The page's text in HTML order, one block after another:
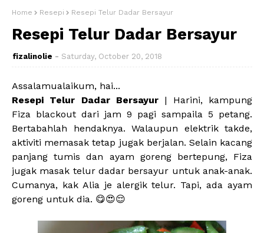
Home Resepi Resepi Telur Dadar Bersayur
Resepi Telur Dadar Bersayur
fizalinolie Saturday, October 20, 2018
Assalamualaikum, hai...
Resepi Telur Dadar Bersayur | Harini, kampung
Fiza blackout dari jam 9 pagi sampaila 5 petang.
Bertabahlah hendaknya. Walaupun elektrik takde,
aktiviti memasak tetap jugak berjalan. Selain kacang
panjang tumis dan ayam goreng bertepung, Fiza
jugak masak telur dadar bersayur untuk anak-anak.
Cumanya, kak Alia je alergik telur. Tapi, ada ayam
goreng untuk dia. 😋😍😌